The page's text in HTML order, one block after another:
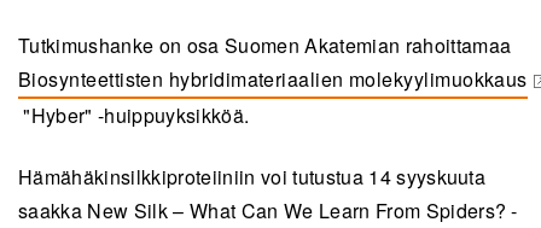
Tutkimushanke on osa Suomen Akatemian rahoittamaa
Biosynteettisten hybridimateriaalien molekyylimuokkaus
(opens in a new tab)
"Hyber" -huippuyksikköä.
Hämähäkinsilkkiproteiiniin voi tutustua 14 syyskuuta
saakka New Silk – What Can We Learn From Spiders? -